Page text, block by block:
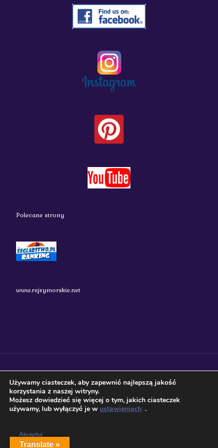
Polecane strony
www.rejsymorskie.net
nauticos.pl 2018 Wszystkie prawa zastrzeżone.
Translate »
Używamy ciasteczek, aby zapewnić najlepszą jakość
korzystania z naszej witryny.
Możesz dowiedzieć się więcej o tym, jakich ciasteczek
używamy, lub wyłączyć je w ustawieniach .
Akceptuj